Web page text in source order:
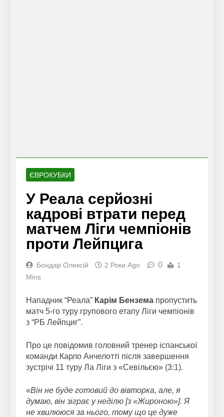
ЄВРОКУБКИ
У Реала серйозні
кадрові втрати перед
матчем Ліги чемпіонів
проти Лейпцига
Бондар Олексій 2 Роки Ago 0
1
Mins
Нападник “Реала” Карім Бензема пропустить
матч 5-го туру групового етапу Ліги чемпіонів
з “РБ Лейпциг”.
Про це повідомив головний тренер іспанської
команди Карло Анчелотті після завершення
зустрічі 11 туру Ла Ліги з «Севільєю» (3:1).
«Він не буде готовий до вівторка, але, я
думаю, він зіграє у неділю [з «Жироною»]. Я
не хвилююся за нього, тому що це дуже